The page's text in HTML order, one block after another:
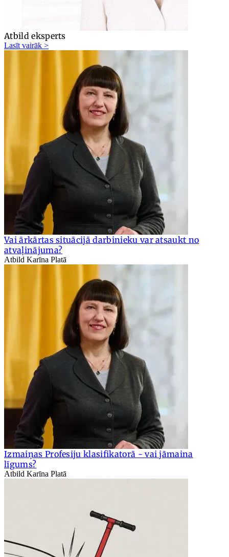
Atbild eksperts
Lasīt vairāk >
Vai ārkārtas situācijā darbinieku var atsaukt no
atvaļinājuma?
Atbild Karīna Platā
Izmaiņas Profesiju klasifikatorā - vai jāmaina
līgums?
Atbild Karīna Platā